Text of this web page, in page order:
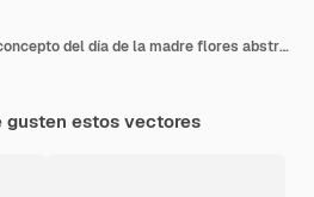
Te amo mamá frase concepto del día de la madre flores abstractas coloridas y audaces ilustración vectorial plana
gusten estos vectores